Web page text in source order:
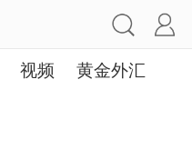
视频 黄金外汇